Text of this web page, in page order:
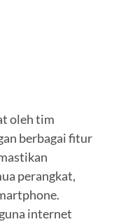
oleh tim
berbagai fitur
perangkat,
internet